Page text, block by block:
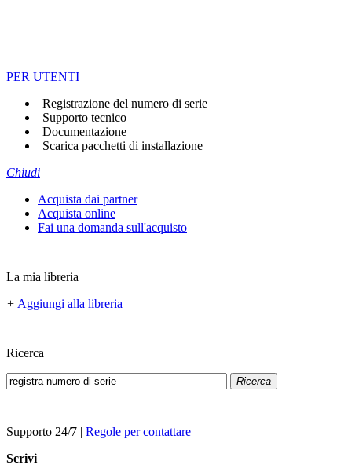
PER UTENTI
Registrazione del numero di serie
Supporto tecnico
Documentazione
Scarica pacchetti di installazione
Chiudi
Acquista dai partner
Acquista online
Fai una domanda sull'acquisto
La mia libreria
+ Aggiungi alla libreria
Ricerca
Ricerca
Supporto 24/7 | Regole per contattare
Scrivi